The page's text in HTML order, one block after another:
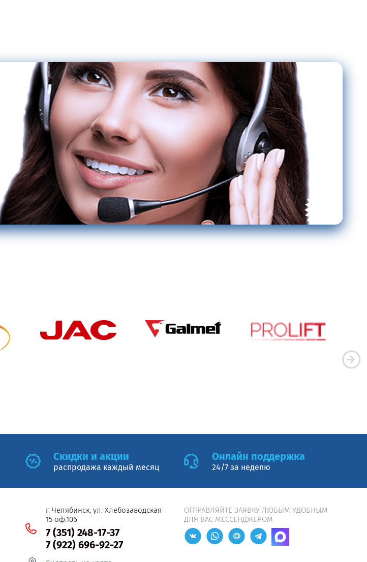
Cкидки и акции
распродажа каждый месяц
Онлайн поддержка
24/7 за неделю
г. Челябинск, ул. Хлебозаводская
15 оф.106
7 (351) 248-17-37
7 (922) 696-92-27
ОТПРАВЛЯЙТЕ ЗАЯВКУ ЛЮБЫМ УДОБНЫМ
ДЛЯ ВАС МЕССЕНДЖЕРОМ